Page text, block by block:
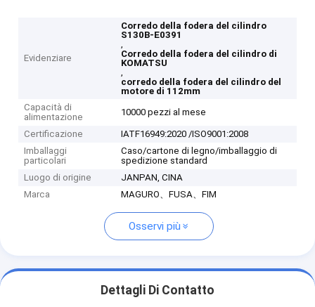
Evidenziare
Corredo della fodera del cilindro
S130B-E0391
,
Corredo della fodera del cilindro di
KOMATSU
,
corredo della fodera del cilindro del
motore di 112mm
Capacità di
alimentazione
10000 pezzi al mese
Certificazione
IATF16949:2020 /ISO9001:2008
Imballaggi
particolari
Caso/cartone di legno/imballaggio di
spedizione standard
Luogo di origine
JANPAN, CINA
Marca
MAGURO、FUSA、FIM
Osservi più
Dettagli Di Contatto